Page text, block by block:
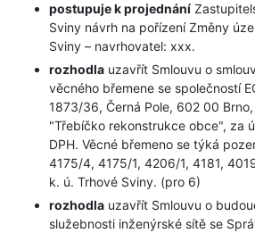
postupuje k projednání
Sviny návrh na pořízení Změny
Sviny – navrhovatel: xxx.
rozhodla uzavřít Smlouvu o
věcného břemene se společností
1873/36, Černá Pole, 602 00
"Třebíčko rekonstrukce obce", za
DPH. Věcné břemeno se týká
4175/4, 4175/1, 4206/1, 4181,
k. ú. Trhové Sviny. (pro 6)
rozhodla uzavřít Smlouvu o
služebnosti inženýrské sítě se